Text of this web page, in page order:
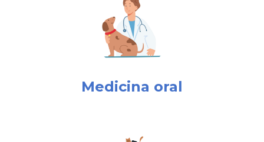
Medicina oral